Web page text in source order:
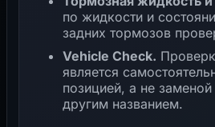
по жидкости и
задних тормозов
Vehicle Check.
является
позицией, а не
другим названием.